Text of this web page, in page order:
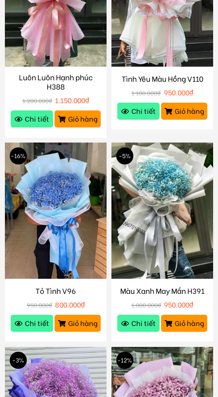
Luôn Luôn Hạnh phúc
H388
1.200.000₫ 1.150.000₫
Chi tiết
Giỏ hàng
Tình Yêu Màu Hồng V110
1.100.000₫ 950.000₫
Chi tiết
Giỏ hàng
-16%
Tỏ Tình V96
950.000₫ 800.000₫
Chi tiết
Giỏ hàng
-5%
Màu Xanh May Mắn H391
1.000.000₫ 950.000₫
Chi tiết
Giỏ hàng
-3% -12%